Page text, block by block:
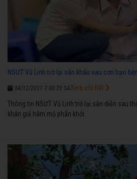
NSƯT Vũ Linh trở lại sân khấu sau cơn bạo
04/12/2021 7:00:23 SA
Thông tin NSƯT Vũ Linh trở lại sàn diễn sau
khán giả hâm mộ phấn khởi.
Xem chi tiết